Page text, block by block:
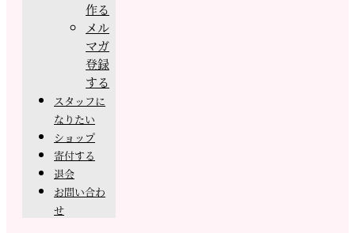
作る
メル
マガ
登録
する
スタッフに
なりたい
ショップ
寄付する
退会
お問い合わ
せ